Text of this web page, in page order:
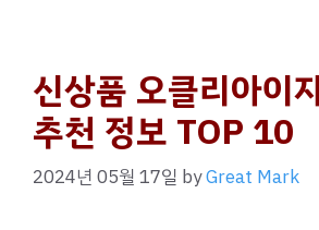
신상품 오클리아이
추천 정보 TOP 10
2024년 05월 17일 byGreat Mark